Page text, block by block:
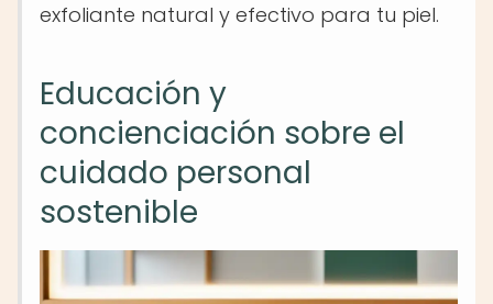
exfoliante natural y efectivo para tu piel.
Educación y
concienciación sobre el
cuidado personal
sostenible